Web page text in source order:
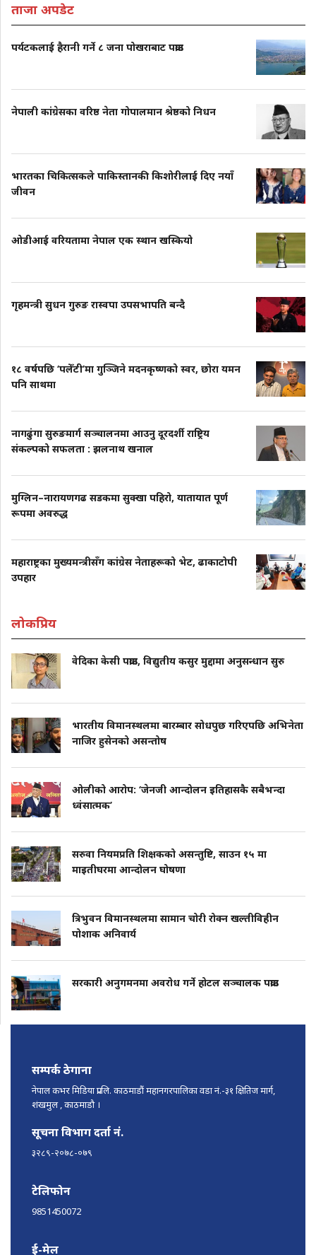
ताजा अपडेट
पर्यटकलाई हैरानी गर्ने ८ जना पोखराबाट पक्राउ
नेपाली कांग्रेसका वरिष्ठ नेता गोपालमान श्रेष्ठको निधन
भारतका चिकित्सकले पाकिस्तानकी किशोरीलाई दिए नयाँ
जीवन
ओडीआई वरियतामा नेपाल एक स्थान खस्कियो
गृहमन्त्री सुधन गुरुङ रास्वपा उपसभापति बन्दै
१८ वर्षपछि ‘पलेँटी’मा गुञ्जिने मदनकृष्णको स्वर, छोरा यमन
पनि साथमा
नागढुंगा सुरुङमार्ग सञ्चालनमा आउनु दूरदर्शी राष्ट्रिय
संकल्पको सफलता : झलनाथ खनाल
मुग्लिन–नारायणगढ सडकमा सुक्खा पहिरो, यातायात पूर्ण
रूपमा अवरुद्ध
महाराष्ट्रका मुख्यमन्त्रीसँग कांग्रेस नेताहरूको भेट, ढाकाटोपी
उपहार
लोकप्रिय
वेदिका केसी पक्राउ, विद्युतीय कसुर मुद्दामा अनुसन्धान सुरु
भारतीय विमानस्थलमा बारम्बार सोधपुछ गरिएपछि अभिनेता
नाजिर हुसेनको असन्तोष
ओलीको आरोप: ‘जेनजी आन्दोलन इतिहासकै सबैभन्दा
ध्वंसात्मक’
सरुवा नियमप्रति शिक्षकको असन्तुष्टि, साउन १५ मा
माइतीघरमा आन्दोलन घोषणा
त्रिभुवन विमानस्थलमा सामान चोरी रोक्न खल्तीविहीन
पोशाक अनिवार्य
सरकारी अनुगमनमा अवरोध गर्ने होटल सञ्चालक पक्राउ
सम्पर्क ठेगाना
नेपाल कभर मिडिया प्रा.लि. काठमाडौं महानगरपालिका वडा नं.-३१ क्षितिज मार्ग,
शंखमुल , काठमाडौ ।
सूचना विभाग दर्ता नं.
३२८९-२०७८-०७९
टेलिफोन
9851450072
ई-मेल